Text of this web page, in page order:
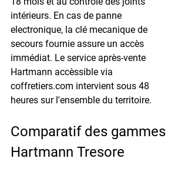
intérieurs. En cas de panne
electronique, la clé mecanique de
secours fournie assure un accès
immédiat. Le service après-vente
Hartmann accèssible via
coffretiers.com intervient sous 48
heures sur l'ensemble du territoire.
Comparatif des gammes
Hartmann Tresore